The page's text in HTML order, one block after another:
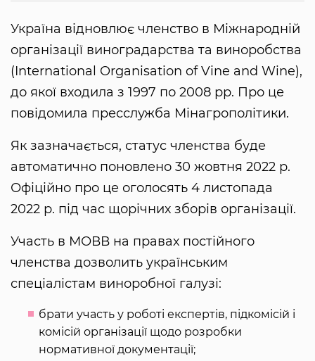
Україна відновлює членство в Міжнародній
організації виноградарства та виноробства
(International Organisation of Vine and Wine),
до якої входила з 1997 по 2008 рр. Про це
повідомила пресслужба Мінагрополітики.
Як зазначається, статус членства буде
автоматично поновлено 30 жовтня 2022 р.
Офіційно про це оголосять 4 листопада
2022 р. під час щорічних зборів організації.
Участь в МОВВ на правах постійного
членства дозволить українським
спеціалістам виноробної галузі:
брати участь у роботі експертів, підкомісій і
комісій організації щодо розробки
нормативної документації;